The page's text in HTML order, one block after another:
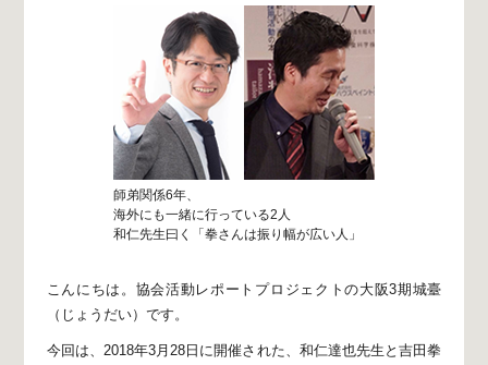
師弟関係6年、
海外にも一緒に行っている2人
和仁先生曰く「拳さんは振り幅が広い人」
こんにちは。 協会活動レポートプロジェクトの大阪3期城臺
（じょうだい）です。
今回は、2018年3月28日に開催された、 和仁達也先生と吉田拳